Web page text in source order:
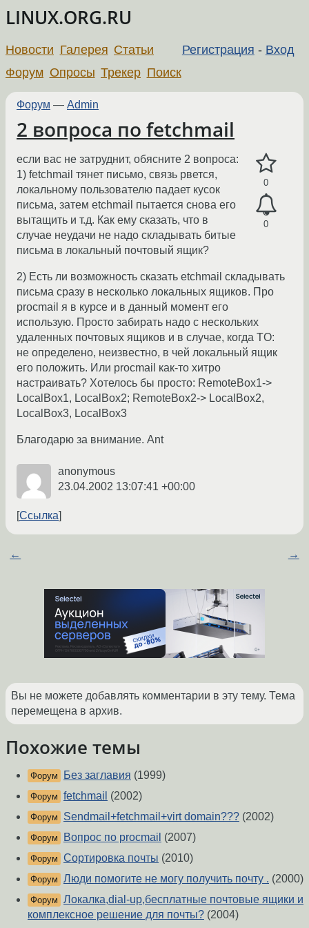
LINUX.ORG.RU
Регистрация - Вход
Новости Галерея Статьи
Форум Опросы Трекер Поиск
Форум — Admin
2 вопроса по fetchmail
0
0
если вас не затруднит, обясните 2 вопроса:
1) fetchmail тянет письмо, связь рвется,
локальному пользователю падает кусок
письма, затем etchmail пытается снова его
вытащить и т.д. Как ему сказать, что в
случае неудачи не надо складывать битые
письма в локальный почтовый ящик?
2) Есть ли возможность сказать etchmail складывать
письма сразу в несколько локальных ящиков. Про
procmail я в курсе и в данный момент его
использую. Просто забирать надо с нескольких
удаленных почтовых ящиков и в случае, когда TO:
не определено, неизвестно, в чей локальный ящик
его положить. Или procmail как-то хитро
настраивать? Хотелось бы просто: RemoteBox1->
LocalBox1, LocalBox2; RemoteBox2-> LocalBox2,
LocalBox3, LocalBox3
Благодарю за внимание. Ant
anonymous
23.04.2002 13:07:41 +00:00
Ссылка
← →
Вы не можете добавлять комментарии в эту тему. Тема
перемещена в архив.
Похожие темы
Форум Без заглавия (1999)
Форум fetchmail (2002)
Форум Sendmail+fetchmail+virt domain??? (2002)
Форум Вопрос по procmail (2007)
Форум Сортировка почты (2010)
Форум Люди помогите не могу получить почту . (2000)
Форум Локалка,dial-up,бесплатные почтовые ящики и
комплексное решение для почты? (2004)